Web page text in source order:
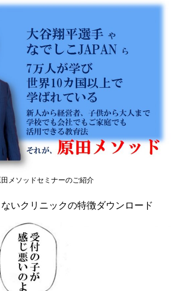
田メソッドセミナーのご紹介
いクリニックの特徴ダウンロード